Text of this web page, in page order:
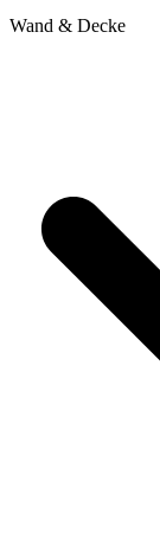
Wand & Decke